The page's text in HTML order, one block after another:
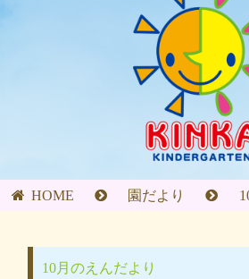
HOME 園だより
10月のえんだより